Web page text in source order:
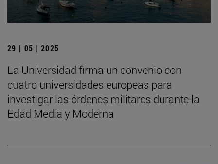
29 | 05 | 2025
La Universidad firma un convenio con
cuatro universidades europeas para
investigar las órdenes militares durante la
Edad Media y Moderna